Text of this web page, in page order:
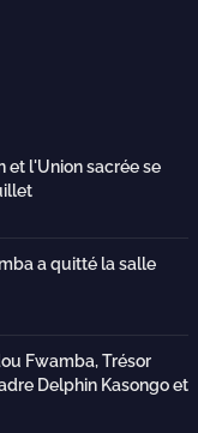
et l'Union sacrée se
a quitté la salle
Fwamba, Trésor
Delphin Kasongo et